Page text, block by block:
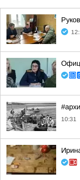
10:31